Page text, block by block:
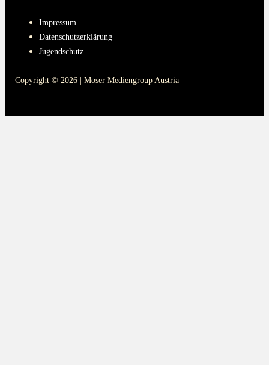
Impressum
Datenschutzerklärung
Jugendschutz
Copyright © 2026 | Moser Mediengroup Austria